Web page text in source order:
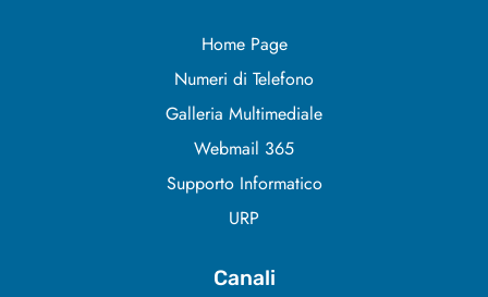
Home Page
Numeri di Telefono
Galleria Multimediale
Webmail 365
Supporto Informatico
URP
Canali